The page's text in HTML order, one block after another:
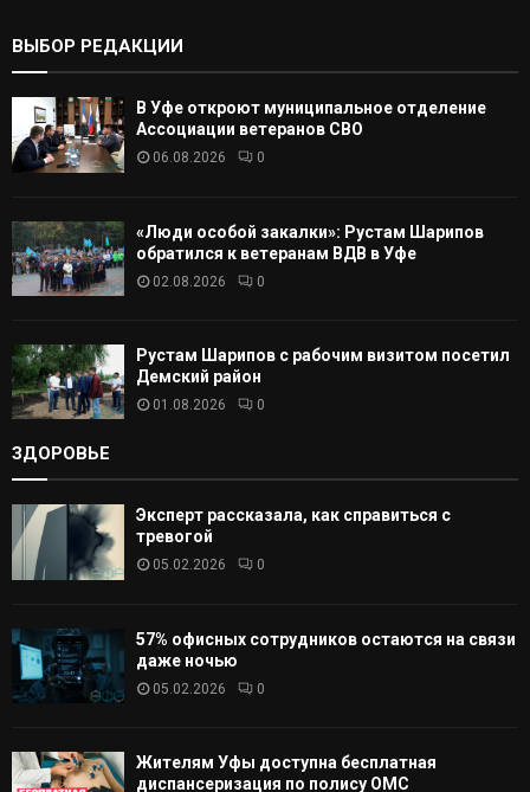
А
ВЫБОР РЕДАКЦИИ
В Уфе откроют муниципальное отделение
Ассоциации ветеранов СВО
06.08.2026 0
«Люди особой закалки»: Рустам Шарипов
обратился к ветеранам ВДВ в Уфе
02.08.2026 0
Рустам Шарипов с рабочим визитом посетил
Демский район
01.08.2026 0
ЗДОРОВЬЕ
Эксперт рассказала, как справиться с
тревогой
05.02.2026 0
57% офисных сотрудников остаются на связи
даже ночью
05.02.2026 0
Жителям Уфы доступна бесплатная
диспансеризация по полису ОМС